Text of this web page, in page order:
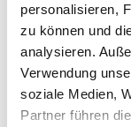
personalisieren,
zu können und
analysieren.
Verwendung
soziale Medien,
Partner führen
1/14
Wohnen neu
und viel